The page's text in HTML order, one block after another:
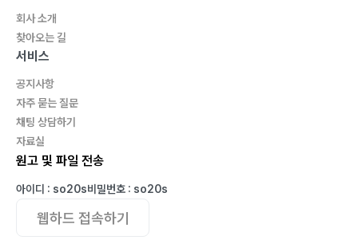
회사 소개
찾아오는 길
서비스
공지사항
자주 묻는 질문
채팅 상담하기
자료실
원고 및 파일 전송
아이디 : so20s비밀번호 : so20s
웹하드 접속하기